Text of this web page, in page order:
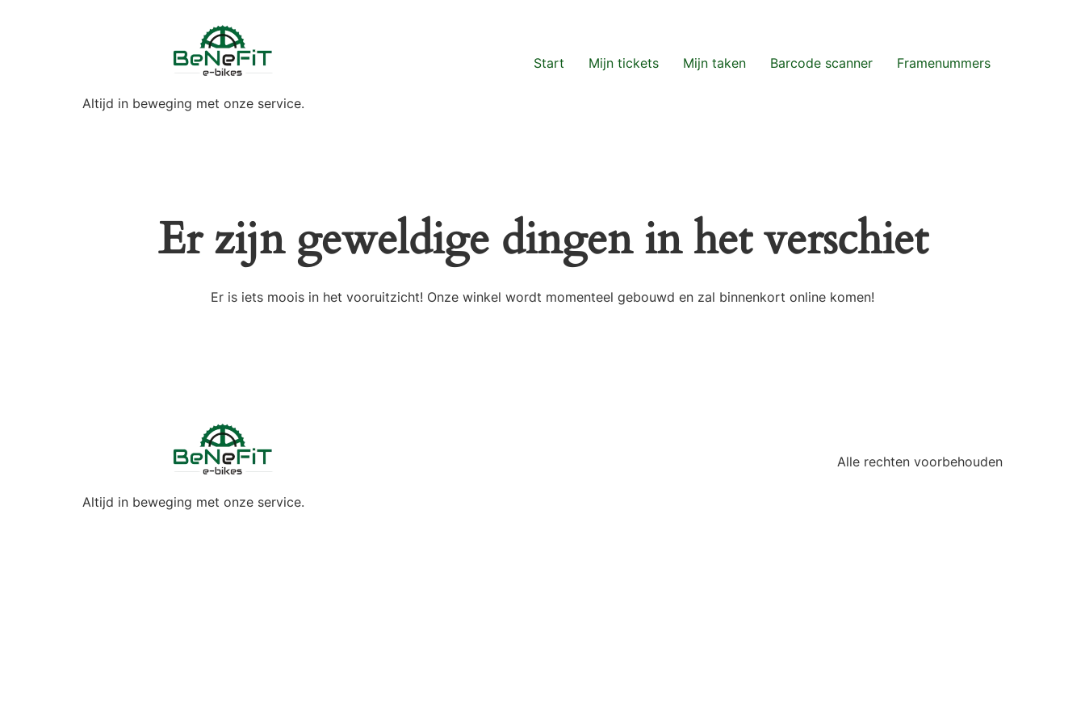
Altijd in beweging met onze service.
Start Mijn tickets Mijn taken Barcode scanner Framenummers
Er zijn geweldige dingen in het verschiet
Er is iets moois in het vooruitzicht! Onze winkel wordt momenteel gebouwd en zal binnenkort online komen!
Altijd in beweging met onze service.
Alle rechten voorbehouden